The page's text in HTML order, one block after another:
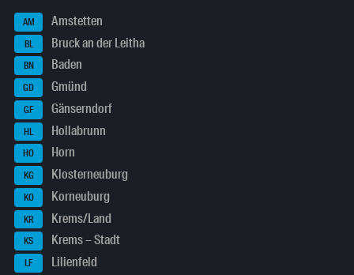
AM Amstetten
BL Bruck an der Leitha
BN Baden
GD Gmünd
GF Gänserndorf
HL Hollabrunn
HO Horn
KG Klosterneuburg
KO Korneuburg
KR Krems/Land
KS Krems – Stadt
LF Lilienfeld